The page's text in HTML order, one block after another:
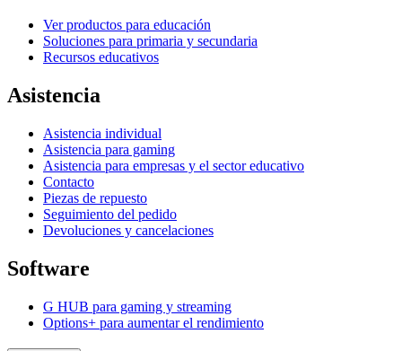
Ver productos para educación
Soluciones para primaria y secundaria
Recursos educativos
Asistencia
Asistencia individual
Asistencia para gaming
Asistencia para empresas y el sector educativo
Contacto
Piezas de repuesto
Seguimiento del pedido
Devoluciones y cancelaciones
Software
G HUB para gaming y streaming
Options+ para aumentar el rendimiento